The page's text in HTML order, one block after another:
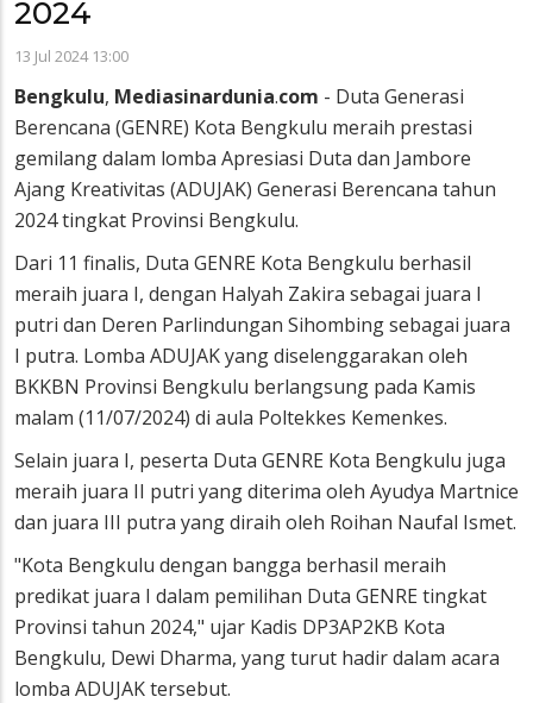
2024
13 Jul 2024 13:00
Bengkulu, Mediasinardunia.com - Duta Generasi
Berencana (GENRE) Kota Bengkulu meraih prestasi
gemilang dalam lomba Apresiasi Duta dan Jambore
Ajang Kreativitas (ADUJAK) Generasi Berencana tahun
2024 tingkat Provinsi Bengkulu.
Dari 11 finalis, Duta GENRE Kota Bengkulu berhasil
meraih juara I, dengan Halyah Zakira sebagai juara I
putri dan Deren Parlindungan Sihombing sebagai juara
I putra. Lomba ADUJAK yang diselenggarakan oleh
BKKBN Provinsi Bengkulu berlangsung pada Kamis
malam (11/07/2024) di aula Poltekkes Kemenkes.
Selain juara I, peserta Duta GENRE Kota Bengkulu juga
meraih juara II putri yang diterima oleh Ayudya Martnice
dan juara III putra yang diraih oleh Roihan Naufal Ismet.
"Kota Bengkulu dengan bangga berhasil meraih
predikat juara I dalam pemilihan Duta GENRE tingkat
Provinsi tahun 2024," ujar Kadis DP3AP2KB Kota
Bengkulu, Dewi Dharma, yang turut hadir dalam acara
lomba ADUJAK tersebut.